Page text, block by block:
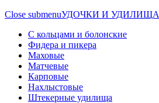
Close submenuУДОЧКИ И УДИЛИЩА
С кольцами и болонские
Фидера и пикера
Маховые
Матчевые
Карповые
Нахлыстовые
Штекерные удилища